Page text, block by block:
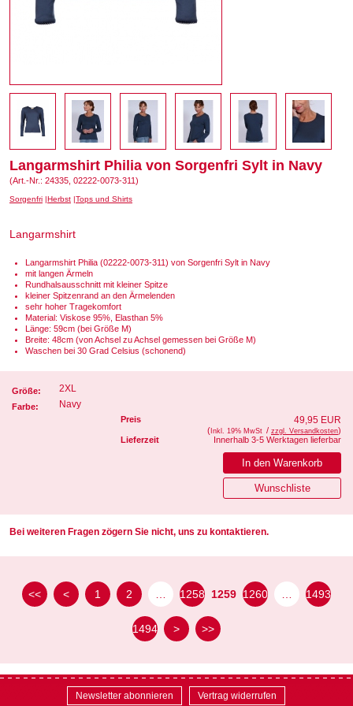
Langarmshirt Philia von Sorgenfri Sylt in Navy
(Art.-Nr.: 24335, 02222-0073-311)
Sorgenfri Herbst Tops und Shirts
Langarmshirt
Langarmshirt Philia (02222-0073-311) von Sorgenfri Sylt in Navy
mit langen Ärmeln
Rundhalsausschnitt mit kleiner Spitze
kleiner Spitzenrand an den Ärmelenden
sehr hoher Tragekomfort
Material: Viskose 95%, Elasthan 5%
Länge: 59cm (bei Größe M)
Breite: 48cm (von Achsel zu Achsel gemessen bei Größe M)
Waschen bei 30 Grad Celsius (schonend)
Größe: 2XL
Farbe: Navy
Preis 49,95 EUR
( Inkl. 19% MwSt / zzgl. Versandkosten)
Lieferzeit
Innerhalb 3-5 Werktagen lieferbar
Bei weiteren Fragen zögern Sie nicht, uns zu kontaktieren.
<< < 1 2 1258 1259 1260 1493
1494 > >>
Newsletter abonnieren Vertrag widerrufen